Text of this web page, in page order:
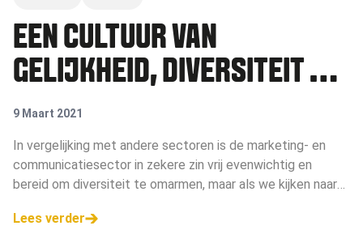
EEN CULTUUR VAN
GELIJKHEID, DIVERSITEIT EN
INCLUSIE
9 Maart 2021
In vergelijking met andere sectoren is de marketing- en
communicatiesector in zekere zin vrij evenwichtig en
bereid om diversiteit te omarmen, maar als we kijken naar
gebrek aan diversiteit
Lees verder